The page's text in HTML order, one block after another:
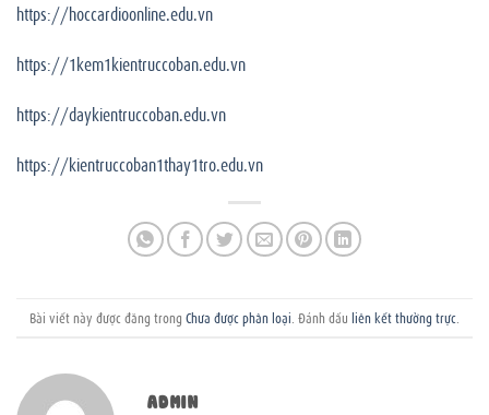
https://hoccardioonline.edu.vn
https://1kem1kientruccoban.edu.vn
https://daykientruccoban.edu.vn
https://kientruccoban1thay1tro.edu.vn
Bài viết này được đăng trong Chưa được phân loại . Đánh dấu liên kết thường trực
ADMIN